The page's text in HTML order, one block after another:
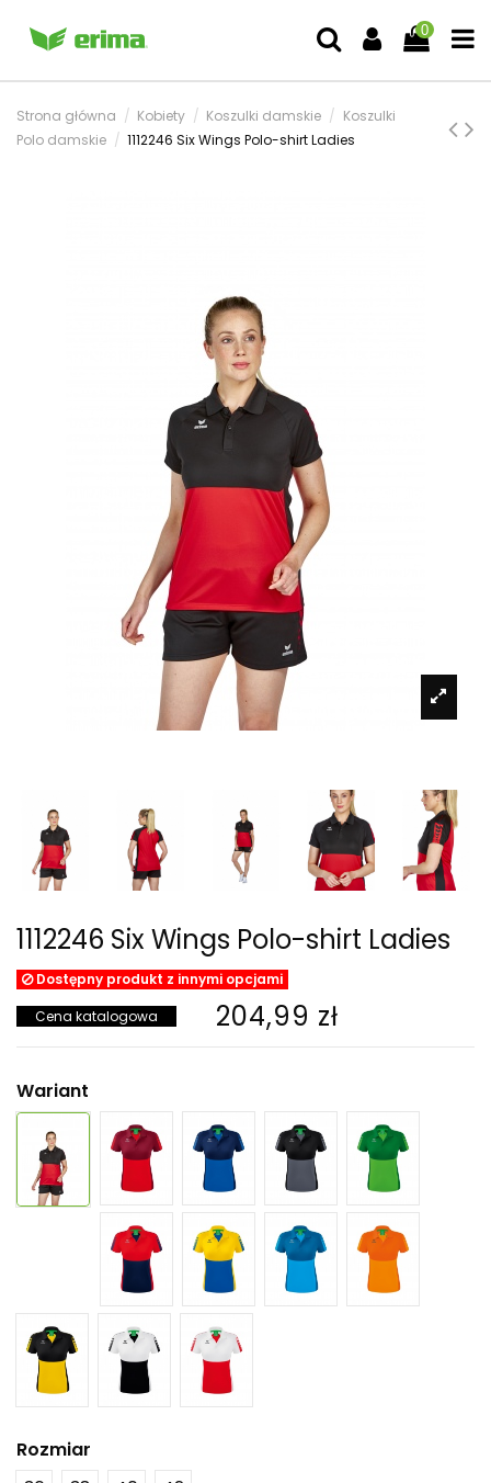
0
Strona główna Kobiety Koszulki damskie
Koszulki
Polo damskie
1112246 Six Wings Polo-shirt Ladies
1112246 Six Wings Polo-shirt Ladies
Dostępny produkt z innymi opcjami
Cena katalogowa 204,99 zł
Wariant
Rozmiar